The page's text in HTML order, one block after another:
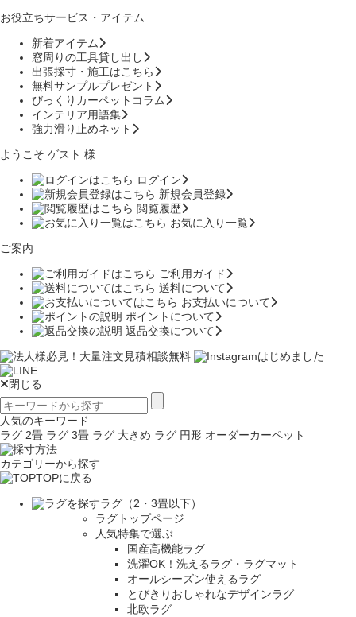
お役立ちサービス・アイテム
新着アイテム
窓周りの工具貸し出し
出張採寸・施工はこちら
無料サンプルプレゼント
びっくりカーペットコラム
インテリア用語集
強力滑り止めネット
ようこそ ゲスト 様
ログイン
新規会員登録
閲覧履歴
お気に入り一覧
ご案内
ご利用ガイド
送料について
お支払いについて
ポイントについて
返品交換について
閉じる
人気のキーワード
ラグ 2畳 ラグ 3畳 ラグ 大きめ ラグ 円形 オーダーカーペット
カテゴリーから探す
TOPに戻る
ラグ（2・3畳以下）
ラグトップページ
人気特集で選ぶ
国産高機能ラグ
洗濯OK！洗えるラグ・ラグマット
オールシーズン使えるラグ
とびきりおしゃれなデザインラグ
北欧ラグ